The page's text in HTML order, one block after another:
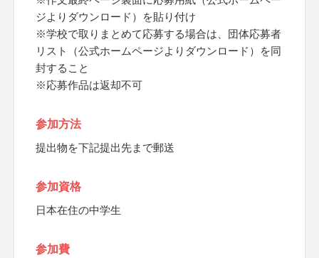
ジよりダウンロード）を貼り付け
※学校で取りまとめて応募する場合は、団体応募者
リスト（公式ホームページよりダウンロード）を同
封すること
※応募作品は返却不可
参加方法
提出物を下記提出先まで郵送
参加資格
日本在住の中学生
参加費